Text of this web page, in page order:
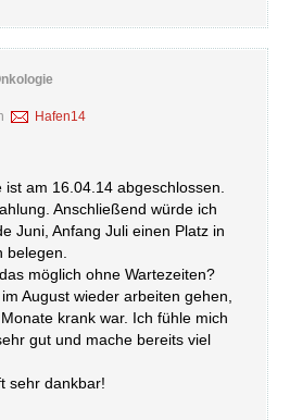
Hafen14
am 16.04.14 abgeschlossen.
Anschließend würde ich
Juni, Anfang Juli einen Platz in
belegen.
möglich ohne Wartezeiten?
August wieder arbeiten gehen,
krank war. Ich fühle mich
gut und mache bereits viel
sehr dankbar!